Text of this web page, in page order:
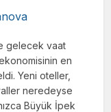
gelecek vaat
en
Yeni oteller,
neredeyse
Büyük İpek